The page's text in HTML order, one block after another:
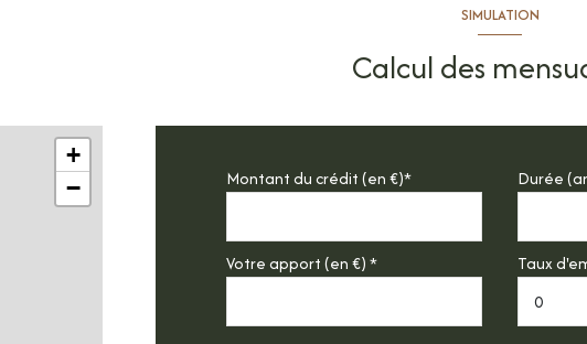
+
−
SIMULATION
Calcul des
Montant du crédit (en €)* Durée
Votre apport (en €) * Taux